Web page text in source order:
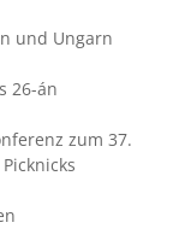
und Ungarn
26-án
zum 37.